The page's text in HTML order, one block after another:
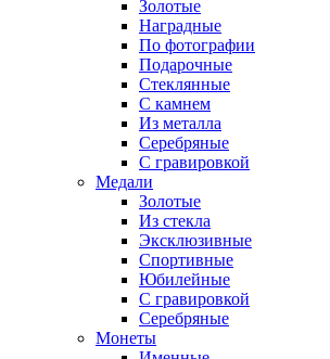
Золотые
Наградные
По фотографии
Подарочные
Стеклянные
С камнем
Из металла
Серебряные
С гравировкой
Медали
Золотые
Из стекла
Эксклюзивные
Спортивные
Юбилейные
С гравировкой
Серебряные
Монеты